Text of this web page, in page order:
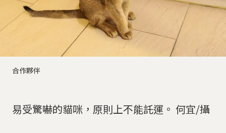
合作夥伴
易受驚嚇的貓咪，原則上不能託運。 何宜/攝